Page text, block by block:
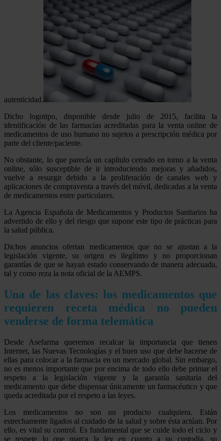
autenticidad.
Dicho logotipo, disponible desde julio de 2015, facilita la
identificación de las farmacias acreditadas para la venta online de
medicamentos de uso humano no sujetos a prescripción médica por
parte del cliente/paciente.
No obstante, lo que parecía un capítulo cerrado en torno a la venta
online, sólo susceptible de ir introduciendo mejoras y añadidos,
vuelve a resurgir debido a la proliferación de canales web y
aplicaciones de compraventa a través del móvil, dedicadas a la venta
de medicamentos entre particulares.
La Agencia Española de Medicamentos y Productos Sanitarios ha
advertido de ello y del riesgo que supone este tipo de prácticas para
la salud pública.
Dichos anuncios ofertan medicamentos que no se ajustan a la
legislación vigente, su origen es ilegítimo y no proporcionan
garantías de que se hayan estado conservando de manera adecuada,
tal y como reza la nota oficial de la AEMPS.
Una de las claves: los medicamentos que
requieren receta médica no pueden
venderse de forma telemática
Desde Asefarma queremos recalcar la importancia que tienen
Internet, las Nuevas Tecnologías y el buen uso que debe hacerse de
ellas para colocar a la farmacia en un mercado global. Sin embargo,
no es menos importante que por encima de todo ello debe primar el
respeto a la legislación vigente y la garantía sanitaria del
medicamento que debe dispensar únicamente un farmacéutico y que
queda acreditada por el respeto a las leyes.
Los medicamentos no son un producto cualquiera. Están
estrechamente ligados al cuidado de la salud y sobre ésta actúan. Por
ello, es vital su control. Es fundamental que se cuide todo el ciclo y
se respete lo que marca la ley en cuanto a su custodia, su